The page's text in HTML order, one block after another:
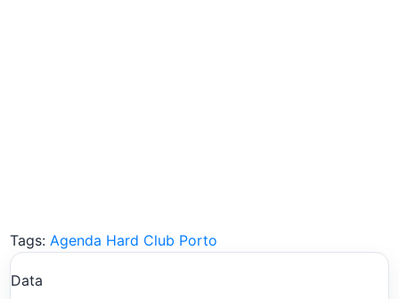
Tags: Agenda Hard Club Porto
Data